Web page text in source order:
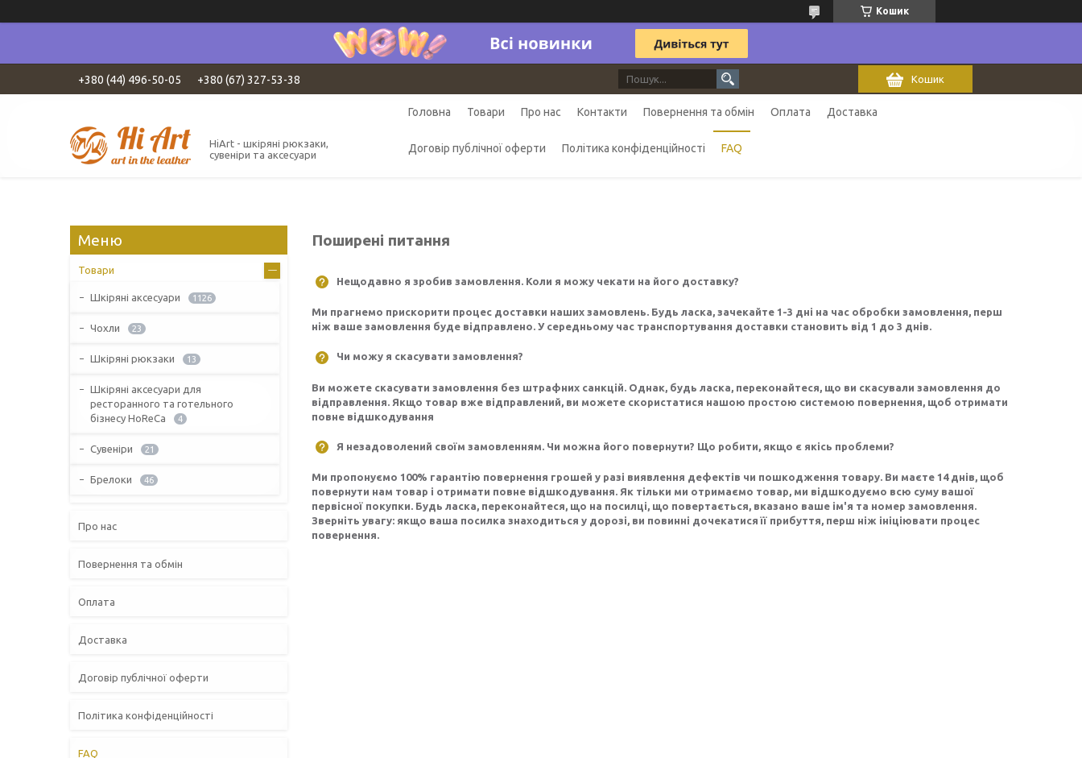
Кошик
+380 (44) 496-50-05 +380 (67) 327-53-38 Кошик
HiArt - шкіряні рюкзаки,
сувеніри та аксесуари
Головна Товари Про нас Контакти Повернення та обмін Оплата Доставка
Договір публічної оферти Політика конфіденційності FAQ
Поширені питання
Нещодавно я зробив замовлення. Коли я можу чекати на його доставку?
Ми прагнемо прискорити процес доставки наших замовлень. Будь ласка, зачекайте 1-3 дні на час обробки замовлення, перш
ніж ваше замовлення буде відправлено. У середньому час транспортування доставки становить від 1 до 3 днів.
Чи можу я скасувати замовлення?
Ви можете скасувати замовлення без штрафних санкцій. Однак, будь ласка, переконайтеся, що ви скасували замовлення до
відправлення. Якщо товар вже відправлений, ви можете скористатися нашою простою системою повернення, щоб отримати
повне відшкодування
Я незадоволений своїм замовленням. Чи можна його повернути? Що робити, якщо є якісь проблеми?
Ми пропонуємо 100% гарантію повернення грошей у разі виявлення дефектів чи пошкодження товару. Ви маєте 14 днів, щоб
повернути нам товар і отримати повне відшкодування. Як тільки ми отримаємо товар, ми відшкодуємо всю суму вашої
первісної покупки. Будь ласка, переконайтеся, що на посилці, що повертається, вказано ваше ім'я та номер замовлення.
Зверніть увагу: якщо ваша посилка знаходиться у дорозі, ви повинні дочекатися її прибуття, перш ніж ініціювати процес
повернення.
Товари
Шкіряні аксесуари 1126
Чохли 23
Шкіряні рюкзаки 13
Шкіряні аксесуари для
ресторанного та готельного
бізнесу HoReCa
4
Сувеніри 21
Брелоки 46
Про нас
Повернення та обмін
Оплата
Доставка
Договір публічної оферти
Політика конфіденційності
FAQ